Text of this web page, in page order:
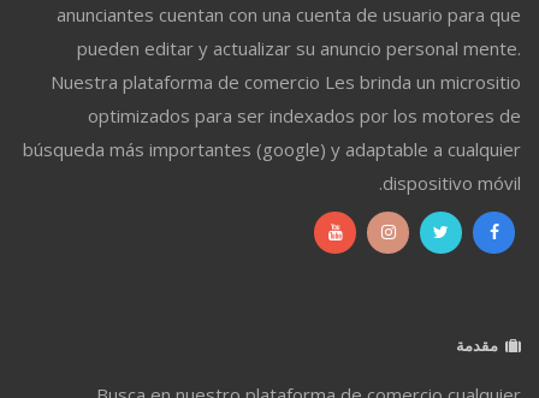
anunciantes cuentan con una cuenta de usuario para que
pueden editar y actualizar su anuncio personal mente.
Nuestra plataforma de comercio Les brinda un micrositio
optimizados para ser indexados por los motores de
búsqueda más importantes (google) y adaptable a cualquier
dispositivo móvil.
مقدمة